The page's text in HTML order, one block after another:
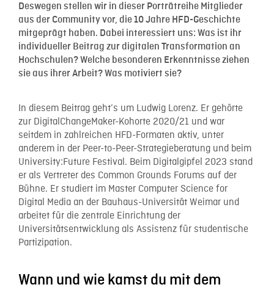
Deswegen stellen wir in dieser Porträtreihe Mitglieder
aus der Community vor, die 10 Jahre HFD-Geschichte
mitgeprägt haben. Dabei interessiert uns: Was ist ihr
individueller Beitrag zur digitalen Transformation an
Hochschulen? Welche besonderen Erkenntnisse ziehen
sie aus ihrer Arbeit? Was motiviert sie?
In diesem Beitrag geht’s um Ludwig Lorenz. Er gehörte
zur DigitalChangeMaker-Kohorte 2020/21 und war
seitdem in zahlreichen HFD-Formaten aktiv, unter
anderem in der Peer-to-Peer-Strategieberatung und beim
University:Future Festival. Beim Digitalgipfel 2023 stand
er als Vertreter des Common Grounds Forums auf der
Bühne. Er studiert im Master Computer Science for
Digital Media an der Bauhaus-Universität Weimar und
arbeitet für die zentrale Einrichtung der
Universitätsentwicklung als Assistenz für studentische
Partizipation.
Wann und wie kamst du mit dem